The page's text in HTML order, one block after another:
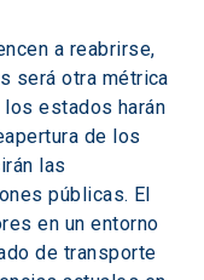
a reabrirse,
será otra métrica
los estados harán
de los
las
públicas. El
en un entorno
de transporte